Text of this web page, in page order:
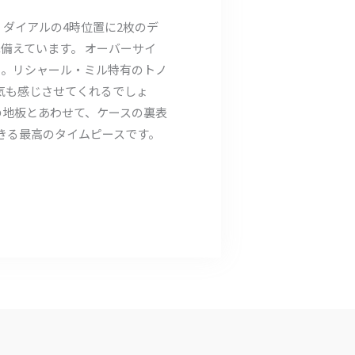
イアルの4時位置に2枚のデ
えています。 オーバーサイ
リシャール・ミル特有のトノ
感じさせてくれるでしょ
板とあわせて、ケースの裏表
最高のタイムピースです。